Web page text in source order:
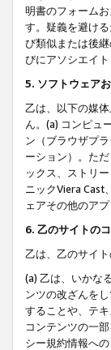
明書のフォーム
す。疑義を避け
び類似または後
びにアソシエイ
5. ソフトウェア
乙は、以下の媒
ん。(a) コンピュ
ン（ブラウザプ
ーション）。た
ックス、ストリ
ニックViera Cast
ェアその他のアプ
6. 乙のサイトの
乙は、乙のサイ
(a) 乙は、いかな
ンツの改ざんを
することや、テ
コンテンツの一
シー規約情報へ